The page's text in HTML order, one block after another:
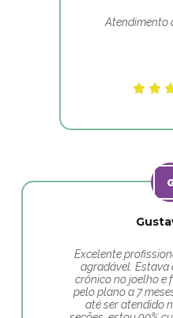
Atendimento
Excelente
agradável.
crônico no joelho e
pelo plano a 7
até ser atendido